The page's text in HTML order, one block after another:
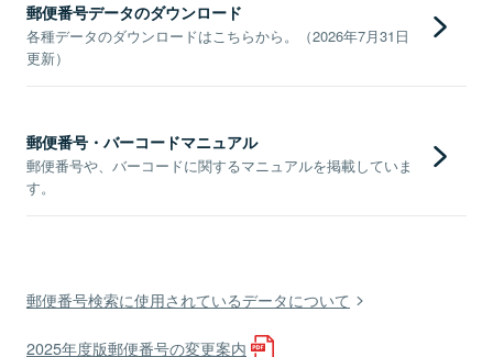
郵便番号データのダウンロード
各種データのダウンロードはこちらから。（2026年7月31日
更新）
郵便番号・バーコードマニュアル
郵便番号や、バーコードに関するマニュアルを掲載していま
す。
郵便番号検索に使用されているデータについて
2025年度版郵便番号の変更案内